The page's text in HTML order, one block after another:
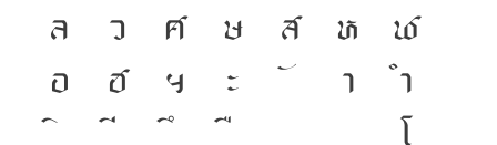
ล ว ศ ษ ส ห ฬ
อ ฮ ฯ ะ า ำ